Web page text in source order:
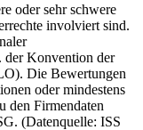
oder sehr schwere
involviert sind.
der Konvention der
Die Bewertungen
oder mindestens
den Firmendaten
(Datenquelle: ISS